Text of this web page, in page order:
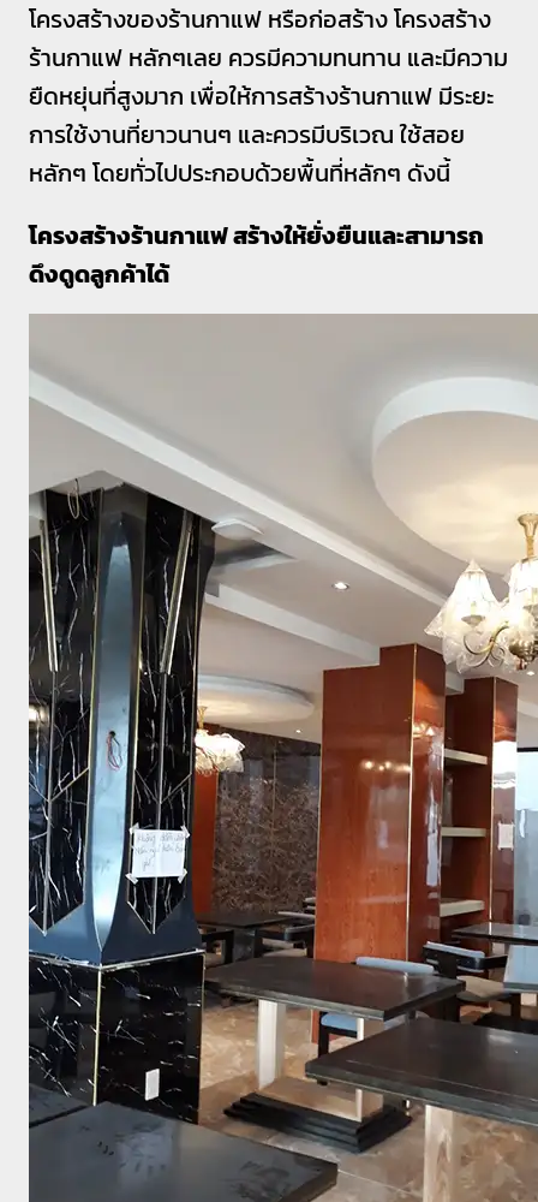
โครงสร้างของร้านกาแฟ หรือก่อสร้าง โครงสร้าง
ร้านกาแฟ หลักๆเลย ควรมีความทนทาน และมีความ
ยืดหยุ่นที่สูงมาก เพื่อให้การสร้างร้านกาแฟ มีระยะ
การใช้งานที่ยาวนานๆ และควรมีบริเวณ ใช้สอย
หลักๆ โดยทั่วไปประกอบด้วยพื้นที่หลักๆ ดังนี้
โครงสร้างร้านกาแฟ สร้างให้ยั่งยืนและสามารถ
ดึงดูดลูกค้าได้